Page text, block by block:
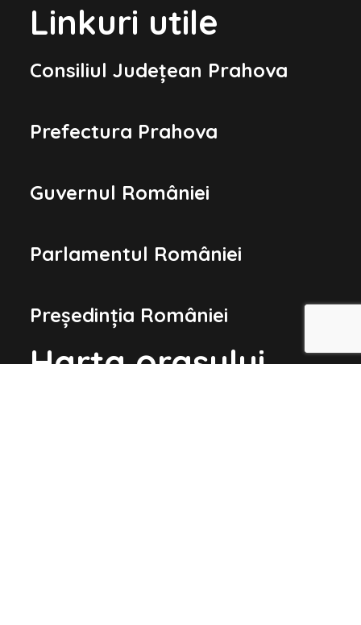
Linkuri utile
Consiliul Județean Prahova
Prefectura Prahova
Guvernul României
Parlamentul României
Președinția României
Harta orașului